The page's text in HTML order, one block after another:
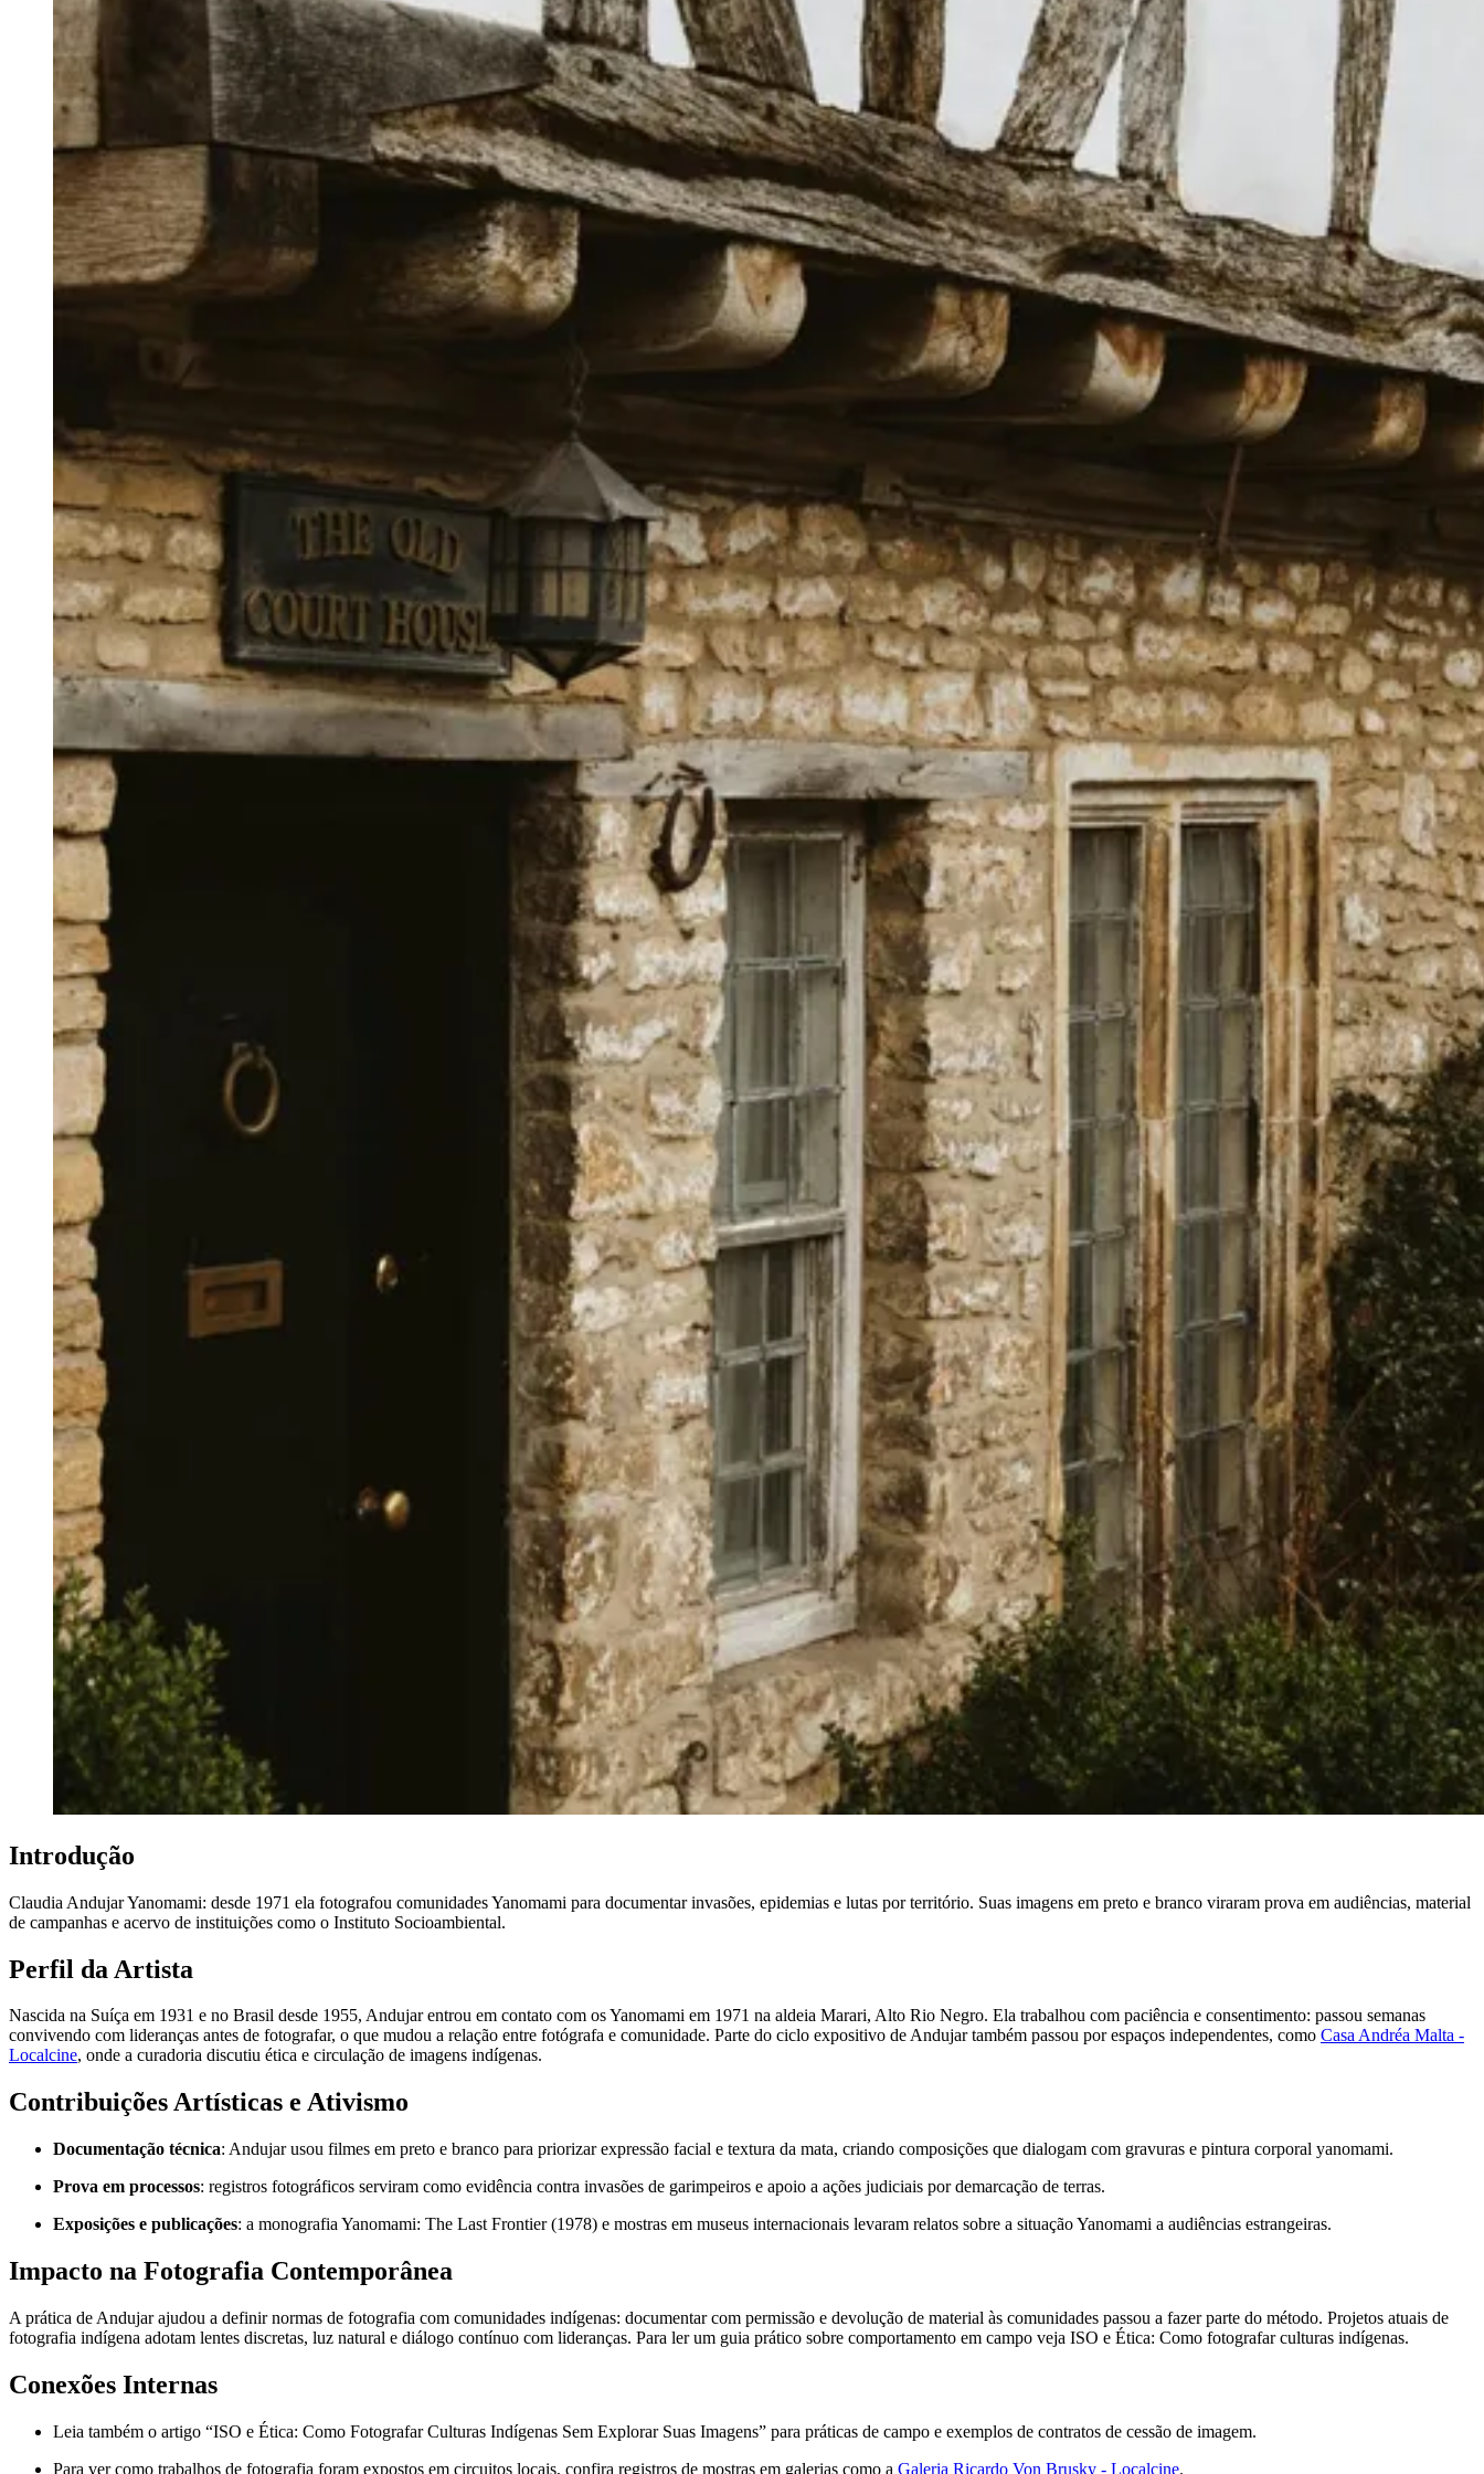
Introdução
Claudia Andujar Yanomami: desde 1971 ela fotografou comunidades Yanomami para documentar invasões, epidemias e lutas por território. Suas imagens em preto e branco viraram prova em audiências, material
de campanhas e acervo de instituições como o Instituto Socioambiental.
Perfil da Artista
Nascida na Suíça em 1931 e no Brasil desde 1955, Andujar entrou em contato com os Yanomami em 1971 na aldeia Marari, Alto Rio Negro. Ela trabalhou com paciência e consentimento: passou semanas
convivendo com lideranças antes de fotografar, o que mudou a relação entre fotógrafa e comunidade. Parte do ciclo expositivo de Andujar também passou por espaços independentes, como Casa Andréa Malta -
Localcine, onde a curadoria discutiu ética e circulação de imagens indígenas.
Contribuições Artísticas e Ativismo
Documentação técnica: Andujar usou filmes em preto e branco para priorizar expressão facial e textura da mata, criando composições que dialogam com gravuras e pintura corporal yanomami.
Prova em processos: registros fotográficos serviram como evidência contra invasões de garimpeiros e apoio a ações judiciais por demarcação de terras.
Exposições e publicações: a monografia Yanomami: The Last Frontier (1978) e mostras em museus internacionais levaram relatos sobre a situação Yanomami a audiências estrangeiras.
Impacto na Fotografia Contemporânea
A prática de Andujar ajudou a definir normas de fotografia com comunidades indígenas: documentar com permissão e devolução de material às comunidades passou a fazer parte do método. Projetos atuais de
fotografia indígena adotam lentes discretas, luz natural e diálogo contínuo com lideranças. Para ler um guia prático sobre comportamento em campo veja ISO e Ética: Como fotografar culturas indígenas.
Conexões Internas
Leia também o artigo “ISO e Ética: Como Fotografar Culturas Indígenas Sem Explorar Suas Imagens” para práticas de campo e exemplos de contratos de cessão de imagem.
Para ver como trabalhos de fotografia foram expostos em circuitos locais, confira registros de mostras em galerias como a Galeria Ricardo Von Brusky - Localcine.